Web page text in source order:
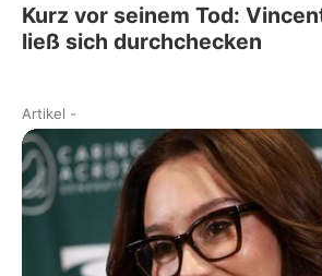
Kurz vor seinem Tod:
ließ sich durchchecken
Artikel -